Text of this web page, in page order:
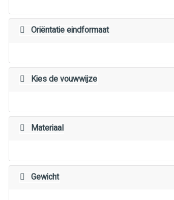
Oriëntatie eindformaat
Kies de vouwwijze
Materiaal
Gewicht